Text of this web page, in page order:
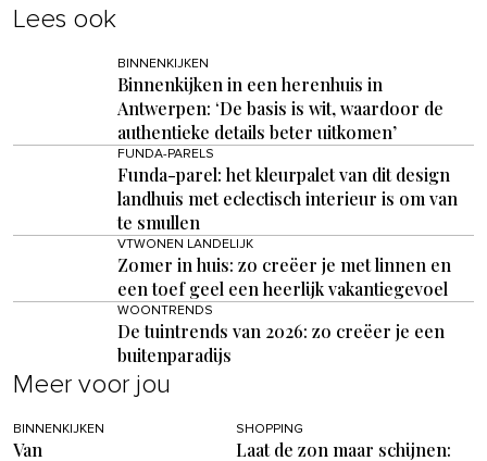
Lees ook
BINNENKIJKEN
Binnenkijken in een herenhuis in
Antwerpen: ‘De basis is wit, waardoor de
authentieke details beter uitkomen’
FUNDA-PARELS
Funda-parel: het kleurpalet van dit design
landhuis met eclectisch interieur is om van
te smullen
VTWONEN LANDELIJK
Zomer in huis: zo creëer je met linnen en
een toef geel een heerlijk vakantiegevoel
WOONTRENDS
De tuintrends van 2026: zo creëer je een
buitenparadijs
Meer voor jou
BINNENKIJKEN
Van
SHOPPING
Laat de zon maar schijnen: